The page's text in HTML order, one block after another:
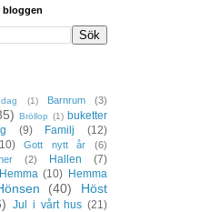
bloggen
(1) Barnrum (3)
Bröllop (1) buketter
(9) Familj
(12)
Gott nytt år
(6)
(2) Hallen (7)
Hemma (10) Hemma
(40)
Höst
Jul i vårt hus (21)